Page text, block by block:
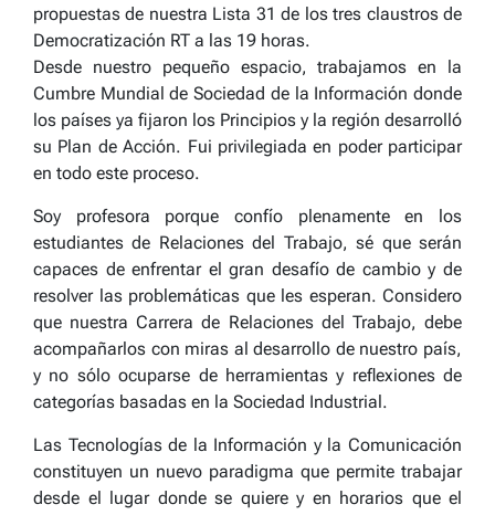
propuestas de nuestra Lista 31 de los tres claustros de
Democratización RT a las 19 horas.
Desde nuestro pequeño espacio, trabajamos en la
Cumbre Mundial de Sociedad de la Información donde
los países ya fijaron los Principios y la región desarrolló
su Plan de Acción. Fui privilegiada en poder participar
en todo este proceso.
Soy profesora porque confío plenamente en los
estudiantes de Relaciones del Trabajo, sé que serán
capaces de enfrentar el gran desafío de cambio y de
resolver las problemáticas que les esperan. Considero
que nuestra Carrera de Relaciones del Trabajo, debe
acompañarlos con miras al desarrollo de nuestro país,
y no sólo ocuparse de herramientas y reflexiones de
categorías basadas en la Sociedad Industrial.
Las Tecnologías de la Información y la Comunicación
constituyen un nuevo paradigma que permite trabajar
desde el lugar donde se quiere y en horarios que el